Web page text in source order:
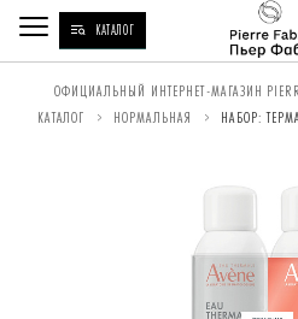
КАТАЛОГ
ВЫ
НАХОДИТЕСЬ
ОФИЦИАЛЬНЫЙ ИНТЕРНЕТ-МАГАЗИН PIERRE
КАТАЛОГ
НОРМАЛЬНАЯ НАБОР: